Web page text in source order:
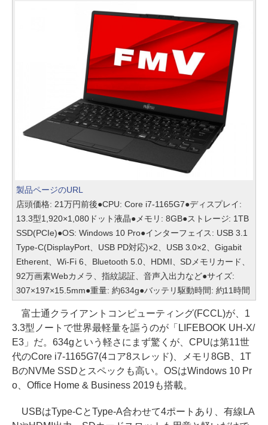
製品ページのURL
店頭価格: 21万円前後●CPU: Core i7-1165G7●ディスプレイ:
13.3型1,920×1,080ドット液晶●メモリ: 8GB●ストレージ: 1TB
SSD(PCIe)●OS: Windows 10 Pro●インターフェイス: USB 3.1
Type-C(DisplayPort、USB PD対応)×2、USB 3.0×2、Gigabit
Etherent、Wi-Fi 6、Bluetooth 5.0、HDMI、SDメモリカード、
92万画素Webカメラ、指紋認証、音声入出力など●サイズ:
307×197×15.5mm●重量: 約634g●バッテリ駆動時間: 約11時間
富士通クライアントコンピューティング(FCCL)が、1
3.3型ノートで世界最軽量を謳うのが「LIFEBOOK UH-X/
E3」だ。634gという軽さにまず驚くが、CPUは第11世
代のCore i7-1165G7(4コア8スレッド)、メモリ8GB、1T
BのNVMe SSDとスペックも高い。OSはWindows 10 Pr
o、Office Home & Business 2019も搭載。
USBはType-CとType-A合わせて4ポートあり、有線LA